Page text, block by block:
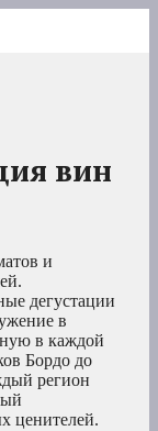
вин
и
дегустации
в
в каждой
Бордо до
регион
ценителей.